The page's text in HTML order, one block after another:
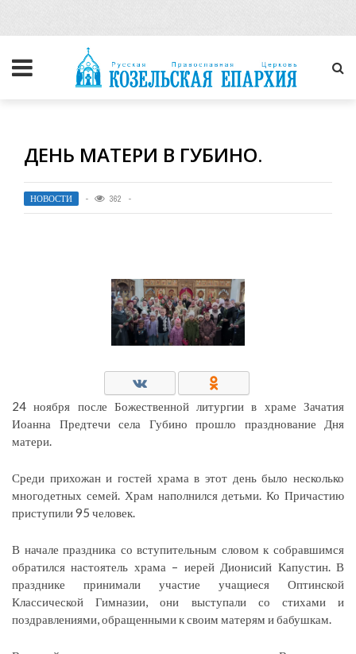
ДЕНЬ МАТЕРИ В ГУБИНО.
НОВОСТИ 362
24 ноября после Божественной литургии в храме Зачатия
Иоанна Предтечи села Губино прошло празднование Дня
матери.
Среди прихожан и гостей храма в этот день было несколько
многодетных семей. Храм наполнился детьми. Ко Причастию
приступили 95 человек.
В начале праздника со вступительным словом к собравшимся
обратился настоятель храма – иерей Дионисий Капустин. В
празднике принимали участие учащиеся Оптинской
Классической Гимназии, они выступали со стихами и
поздравлениями, обращенными к своим матерям и бабушкам.